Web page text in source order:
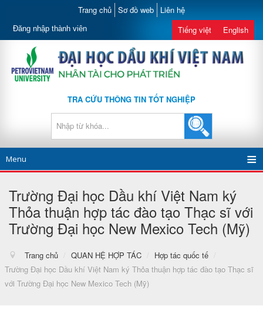
Trang chủ Sơ đồ web Liên hệ
Đăng nhập thành viên Tiếng việt English
TRA CỨU THÔNG TIN TỐT NGHIỆP
Menu
Trường Đại học Dầu khí Việt Nam ký
Thỏa thuận hợp tác đào tạo Thạc sĩ với
Trường Đại học New Mexico Tech (Mỹ)
Trang chủ / QUAN HỆ HỢP TÁC / Hợp tác quốc tế
/
Trường Đại học Dầu khí Việt Nam ký Thỏa thuận hợp tác đào tạo Thạc sĩ
với Trường Đại học New Mexico Tech (Mỹ)